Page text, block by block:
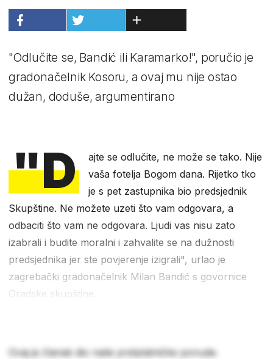
"Odlučite se, Bandić ili Karamarko!", poručio je
gradonačelnik Kosoru, a ovaj mu nije ostao
dužan, doduše, argumentirano
"D
ajte se odlučite, ne može se tako. Nije
vaša fotelja Bogom dana. Rijetko tko
je s pet zastupnika bio predsjednik
Skupštine. Ne možete uzeti što vam odgovara, a
odbaciti što vam ne odgovara. Ljudi vas nisu zato
izabrali i budite moralni i zahvalite se na dužnosti
predsjednika jer ste povjerenje izigrali", urlao je
zagrebački gradonačelnik Milan Bandić s govornice
Gradske skupštine.
Ovaj je članak dio naše pretplatničke ponude.